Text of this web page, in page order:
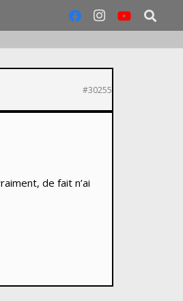
#30255
de fait n’ai